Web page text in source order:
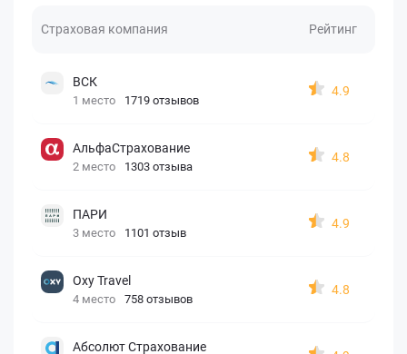
Страховая компания Рейтинг
ВСК
1 место 1719 отзывов
4.9
АльфаСтрахование
2 место 1303 отзыва
4.8
ПАРИ
3 место 1101 отзыв
4.9
Oxy Travel
4 место 758 отзывов
4.8
Абсолют Страхование